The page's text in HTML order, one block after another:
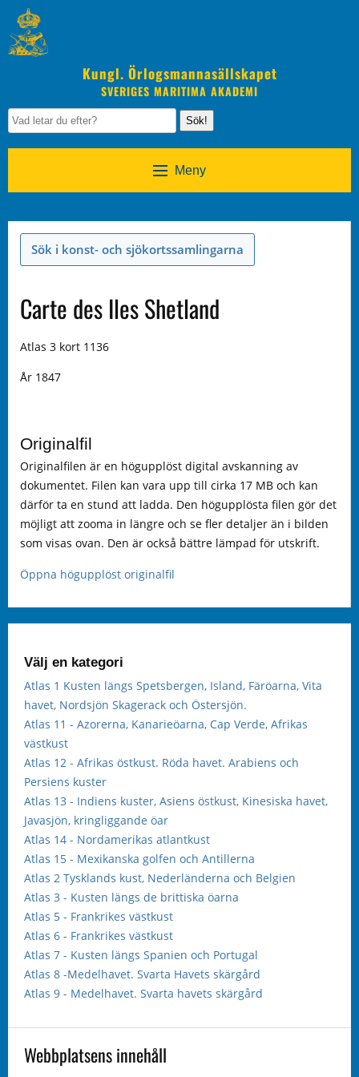
Kungl. Örlogsmannasällskapet
SVERIGES MARITIMA AKADEMI
Sök!
Meny
Sök i konst- och sjökortssamlingarna
Carte des Iles Shetland
Atlas 3 kort 1136
År 1847
Originalfil
Originalfilen är en högupplöst digital avskanning av
dokumentet. Filen kan vara upp till cirka 17 MB och kan
därför ta en stund att ladda. Den högupplösta filen gör det
möjligt att zooma in längre och se fler detaljer än i bilden
som visas ovan. Den är också bättre lämpad för utskrift.
Öppna högupplöst originalfil
Välj en kategori
Atlas 1 Kusten längs Spetsbergen, Island, Färöarna, Vita
havet, Nordsjön Skagerack och Östersjön.
Atlas 11 - Azorerna, Kanarieöarna, Cap Verde, Afrikas
västkust
Atlas 12 - Afrikas östkust. Röda havet. Arabiens och
Persiens kuster
Atlas 13 - Indiens kuster, Asiens östkust, Kinesiska havet,
Javasjön, kringliggande öar
Atlas 14 - Nordamerikas atlantkust
Atlas 15 - Mexikanska golfen och Antillerna
Atlas 2 Tysklands kust, Nederländerna och Belgien
Atlas 3 - Kusten längs de brittiska öarna
Atlas 5 - Frankrikes västkust
Atlas 6 - Frankrikes västkust
Atlas 7 - Kusten längs Spanien och Portugal
Atlas 8 -Medelhavet. Svarta Havets skärgård
Atlas 9 - Medelhavet. Svarta havets skärgård
Webbplatsens innehåll